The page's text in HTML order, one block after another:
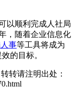
以顺利完成人社局
，随着企业信息化
事等工具将成为
的目标。
转请注明出处：